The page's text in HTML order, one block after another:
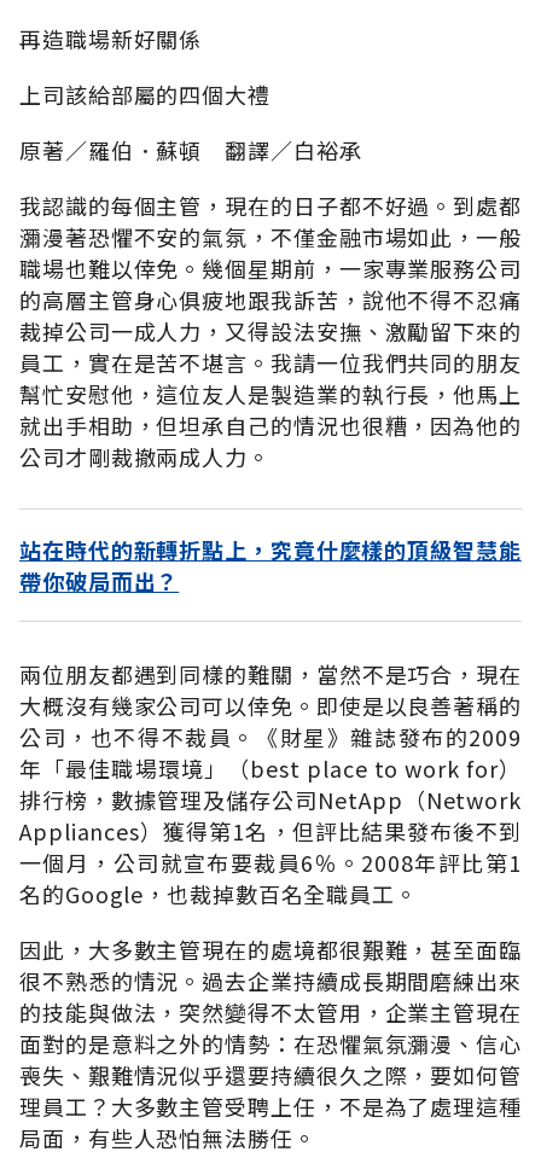
再造職場新好關係
上司該給部屬的四個大禮
原著∕羅伯．蘇頓 翻譯∕白裕承
我認識的每個主管，現在的日子都不好過。到處都
瀰漫著恐懼不安的氣氛，不僅金融市場如此，一般
職場也難以倖免。幾個星期前，一家專業服務公司
的高層主管身心俱疲地跟我訴苦，說他不得不忍痛
裁掉公司一成人力，又得設法安撫、激勵留下來的
員工，實在是苦不堪言。我請一位我們共同的朋友
幫忙安慰他，這位友人是製造業的執行長，他馬上
就出手相助，但坦承自己的情況也很糟，因為他的
公司才剛裁撤兩成人力。
站在時代的新轉折點上，究竟什麼樣的頂級智慧能
帶你破局而出？
兩位朋友都遇到同樣的難關，當然不是巧合，現在
大概沒有幾家公司可以倖免。即使是以良善著稱的
公司，也不得不裁員。《財星》雜誌發布的2009
年「最佳職場環境」（best place to work for）
排行榜，數據管理及儲存公司NetApp（Network
Appliances）獲得第1名，但評比結果發布後不到
一個月，公司就宣布要裁員6％。2008年評比第1
名的Google，也裁掉數百名全職員工。
因此，大多數主管現在的處境都很艱難，甚至面臨
很不熟悉的情況。過去企業持續成長期間磨練出來
的技能與做法，突然變得不太管用，企業主管現在
面對的是意料之外的情勢：在恐懼氣氛瀰漫、信心
喪失、艱難情況似乎還要持續很久之際，要如何管
理員工？大多數主管受聘上任，不是為了處理這種
局面，有些人恐怕無法勝任。